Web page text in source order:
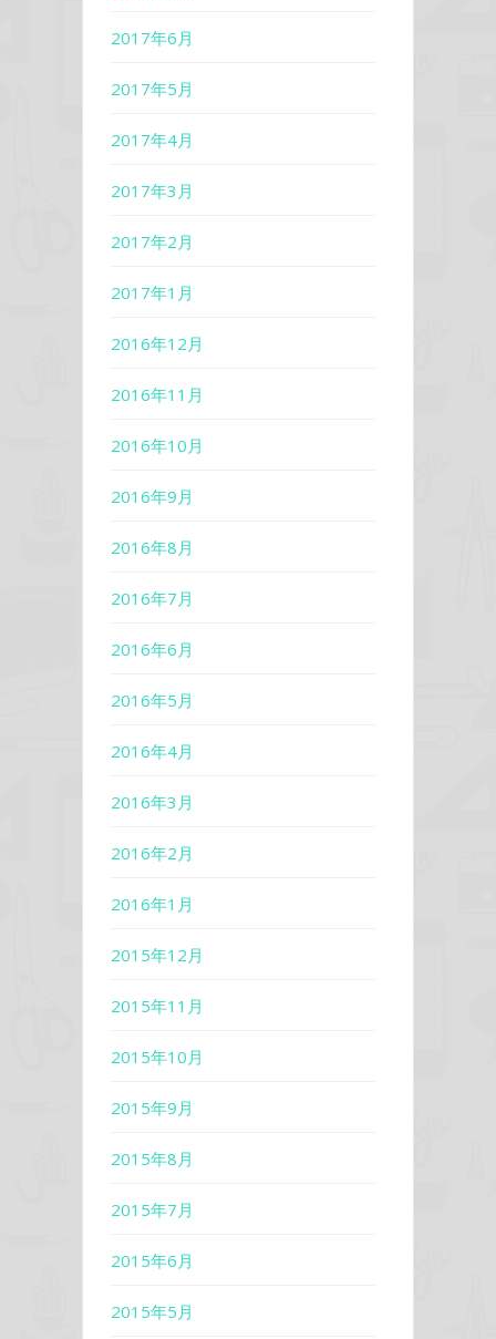
2017年6月
2017年5月
2017年4月
2017年3月
2017年2月
2017年1月
2016年12月
2016年11月
2016年10月
2016年9月
2016年8月
2016年7月
2016年6月
2016年5月
2016年4月
2016年3月
2016年2月
2016年1月
2015年12月
2015年11月
2015年10月
2015年9月
2015年8月
2015年7月
2015年6月
2015年5月